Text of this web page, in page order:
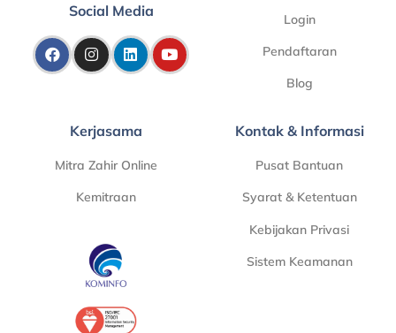
Social Media Login
Pendaftaran
Blog
Kerjasama
Mitra Zahir Online
Kemitraan
Kontak & Informasi
Pusat Bantuan
Syarat & Ketentuan
Kebijakan Privasi
Sistem Keamanan